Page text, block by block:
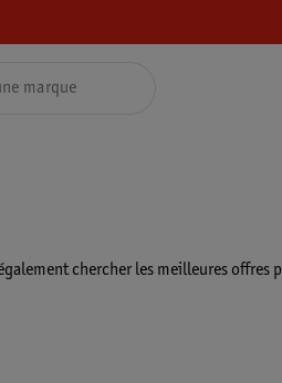
chercher les meilleures offres